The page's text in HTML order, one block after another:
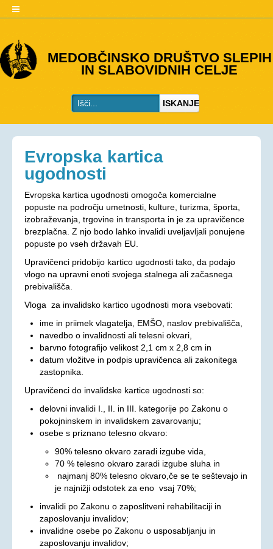
MEDOBČINSKO DRUŠTVO SLEPIH
IN SLABOVIDNIH CELJE
ISKANJE
O DRUŠTVU
Predstavitev
Organi društva
PROGRAMI
Ohranjevanje zdravja
Bivalna skupnost
Osebna asistenca
AKTIVNOSTI
Aktualno
KORONAVIRUS - INFORMACIJE
Prispevki
Financerji
PRAVICE IN UGODNOSTI
Zakoni in pravilniki
Ugodnosti s člansko izkaznico ZDSSS
Tehnični pripomočki
Mreža spremljevalcev
Dodatek za pomoč in postrežbo
Parkirna karta za invalide
Evropska kartica ugodnosti
Vozovnica za železniški promet
Evropska kartica
ugodnosti
Evropska kartica ugodnosti omogoča komercialne
popuste na področju umetnosti, kulture, turizma, športa,
izobraževanja, trgovine in transporta in je za upravičence
brezplačna. Z njo bodo lahko invalidi uveljavljali ponujene
popuste po vseh državah EU.
Upravičenci pridobijo kartico ugodnosti tako, da podajo
vlogo na upravni enoti svojega stalnega ali začasnega
prebivališča.
Vloga za invalidsko kartico ugodnosti mora vsebovati:
ime in priimek vlagatelja, EMŠO, naslov prebivališča,
navedbo o invalidnosti ali telesni okvari,
barvno fotografijo velikost 2,1 cm x 2,8 cm in
datum vložitve in podpis upravičenca ali zakonitega
zastopnika.
Upravičenci do invalidske kartice ugodnosti so:
delovni invalidi I., II. in III. kategorije po Zakonu o
pokojninskem in invalidskem zavarovanju;
osebe s priznano telesno okvaro:
90% telesno okvaro zaradi izgube vida,
70 % telesno okvaro zaradi izgube sluha in
najmanj 80% telesno okvaro,če se te seštevajo in
je najnižji odstotek za eno vsaj 70%;
invalidi po Zakonu o zaposlitveni rehabilitaciji in
zaposlovanju invalidov;
invalidne osebe po Zakonu o usposabljanju in
zaposlovanju invalidov;